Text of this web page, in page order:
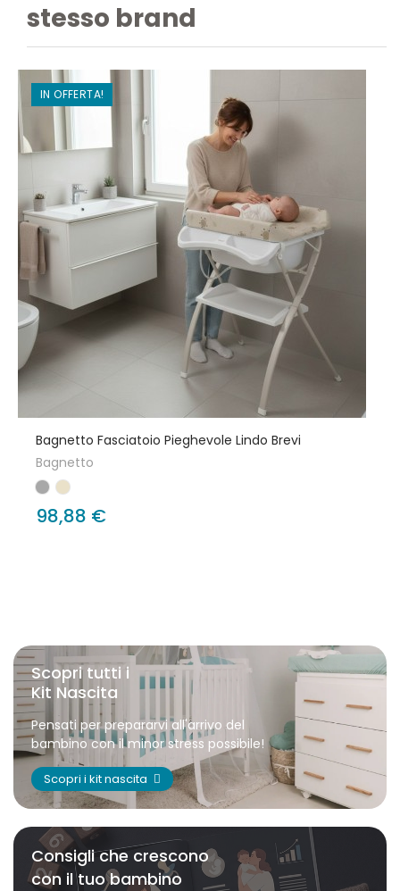
stesso brand
IN OFFERTA!
Bagnetto Fasciatoio Pieghevole Lindo Brevi
Bagnetto
98,88 €
Scopri tutti i
Kit Nascita
Pensati per prepararvi all'arrivo del
bambino con il minor stress possibile!
Scopri i kit nascita
Consigli che crescono
con il tuo bambino